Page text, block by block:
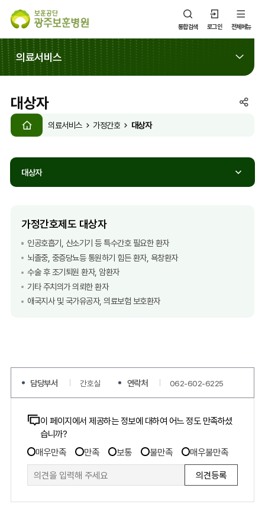
통합검색 로그인 전체메뉴
의료서비스
대상자
의료서비스 가정간호 대상자
SNS
열
대상자
가정간호제도 대상자
인공호흡기, 산소기기 등 특수간호 필요한 환자
뇌졸중, 중증당뇨등 통원하기 힘든 환자, 욕창환자
수술 후 조기퇴원 환자, 암환자
기타 주치의가 의뢰한 환자
애국지사 및 국가유공자, 의료보험 보호환자
담당부서 간호실 연락처 062-602-6225
콘
츠
만
족
이 페이지에서 제공하는 정보에 대하여 어느 정도 만족하셨
습니까?
만
족
조
매우만족 만족 보통 불만족 매우불만족